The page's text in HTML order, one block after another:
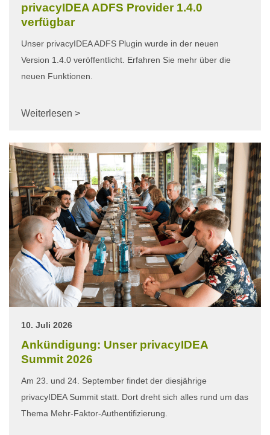
privacyIDEA ADFS Provider 1.4.0
verfügbar
Unser privacyIDEA ADFS Plugin wurde in der neuen
Version 1.4.0 veröffentlicht. Erfahren Sie mehr über die
neuen Funktionen.
Weiterlesen >
10. Juli 2026
Ankündigung: Unser privacyIDEA
Summit 2026
Am 23. und 24. September findet der diesjährige
privacyIDEA Summit statt. Dort dreht sich alles rund um das
Thema Mehr-Faktor-Authentifizierung.